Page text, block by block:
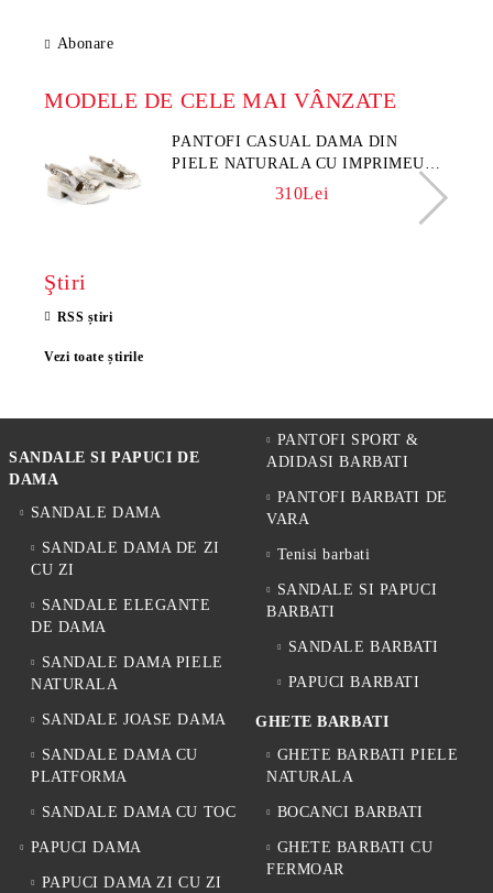
Abonare
MODELE DE CELE MAI VÂNZATE
PANTOFI CASUAL DAMA DIN
PIELE NATURALA CU IMPRIMEU
FLORAL - MODEL LUNA
310Lei
Ştiri
RSS știri
Vezi toate știrile
SANDALE SI PAPUCI DE
DAMA
SANDALE DAMA
SANDALE DAMA DE ZI
CU ZI
SANDALE ELEGANTE
DE DAMA
SANDALE DAMA PIELE
NATURALA
SANDALE JOASE DAMA
SANDALE DAMA CU
PLATFORMA
SANDALE DAMA CU TOC
PAPUCI DAMA
PAPUCI DAMA ZI CU ZI
PANTOFI SPORT &
ADIDASI BARBATI
PANTOFI BARBATI DE
VARA
Tenisi barbati
SANDALE SI PAPUCI
BARBATI
SANDALE BARBATI
PAPUCI BARBATI
GHETE BARBATI
GHETE BARBATI PIELE
NATURALA
BOCANCI BARBATI
GHETE BARBATI CU
FERMOAR